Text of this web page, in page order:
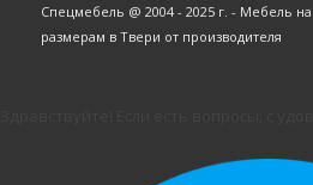
Спецмебель @ 2004 - 2025 г. - Мебель
размерам в Твери от производителя